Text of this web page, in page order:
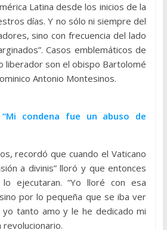
Latina desde los inicios de la
días. Y no sólo ni siempre del
sino con frecuencia del lado
Casos emblemáticos de
liberador son el obispo Bartolomé
Antonio Montesinos.
“Mi condena fue un abuso de
recordó que cuando el Vaticano
a divinis” lloró y que entonces
ejecutaran. “Yo lloré con esa
por lo pequeña que se iba ver
tanto amo y le he dedicado mi
revolucionario.